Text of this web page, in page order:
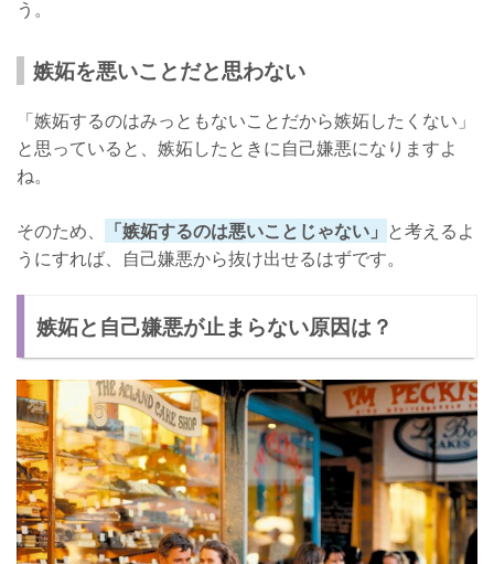
う。
嫉妬を悪いことだと思わない
「嫉妬するのはみっともないことだから嫉妬したくない」
と思っていると、嫉妬したときに自己嫌悪になりますよ
ね。
そのため、 「嫉妬するのは悪いことじゃない」 と考えるよ
うにすれば、自己嫌悪から抜け出せるはずです。
嫉妬と自己嫌悪が止まらない原因は？